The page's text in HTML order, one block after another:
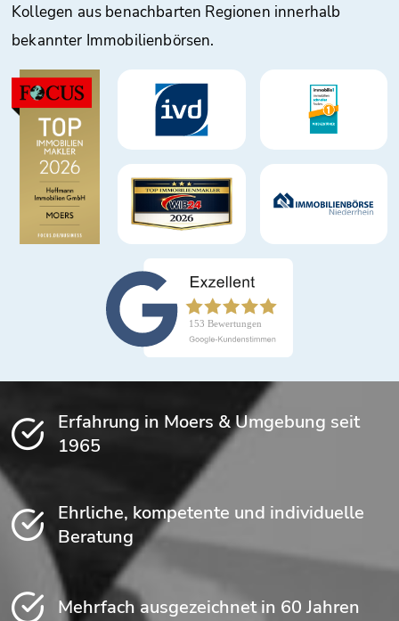
Kollegen aus benachbarten Regionen innerhalb
bekannter Immobilienbörsen.
Erfahrung in Moers & Umgebung seit
1965
Ehrliche, kompetente und individuelle
Beratung
Mehrfach ausgezeichnet in 60 Jahren